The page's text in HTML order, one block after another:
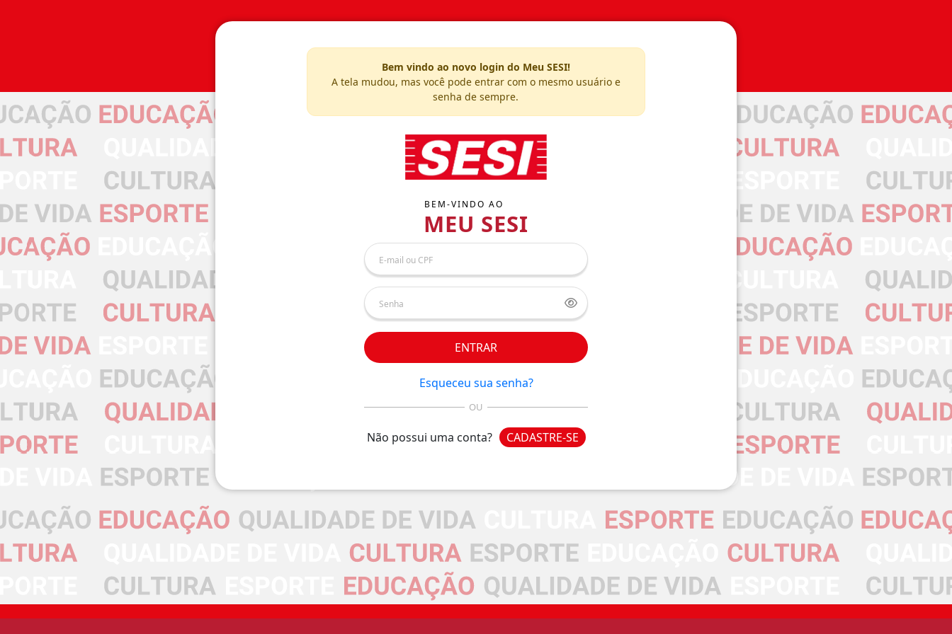
Bem vindo ao novo login do Meu SESI!
A tela mudou, mas você pode entrar com o mesmo usuário e
senha de sempre.
BEM-VINDO AO
MEU SESI
ENTRAR
Esqueceu sua senha?
OU
Não possui uma conta? CADASTRE-SE